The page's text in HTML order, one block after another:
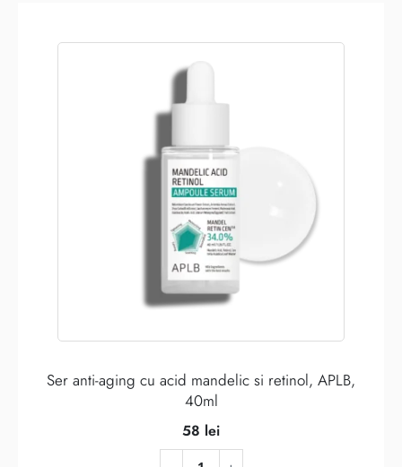
Ser anti-aging cu acid mandelic si retinol, APLB,
40ml
58 lei